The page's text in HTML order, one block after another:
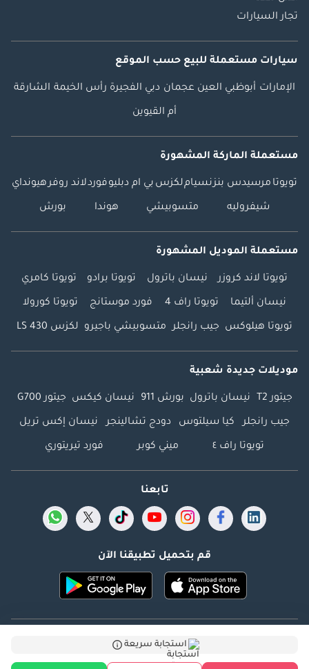
استجابة سريعة
تجار السيارات
سيارات مستعملة للبيع حسب الموقع
الإمارات أبوظبي العين عجمان دبي الفجيرة رأس الخيمة الشارقة
أم القيوين
مستعملة الماركة المشهورة
تويوتا مرسيدس بنزنسياملكزس بي ام دبليوفوردلاند روفرهيونداي
شيفروليه متسوبيشي هوندا بورش
مستعملة الموديل المشهورة
تويوتا لاند كروزر نيسان باترول تويوتا برادو تويوتا كامري
نيسان ألتيما تويوتا راف 4 فورد موستانج تويوتا كورولا
تويوتا هيلوكس جيب رانجلر متسوبيشي باجيرو لكزس LS 430
موديلات جديدة شعبية
جيتور T2 نيسان باترول بورش 911 نيسان كيكس جيتور G700
جيب رانجلر كيا سيلتوس دودج تشالينجر نيسان إكس تريل
تويوتا راف ٤ ميني كوبر فورد تيريتوري
تابعنا
قم بتحميل تطبيقنا الآن
Dubicars.com @ 2026. جميع الحقوق محفوظة.
العنوان: 2114 ، برج شذى ، المدينة الإعلامية ، دبي ، الإمارات